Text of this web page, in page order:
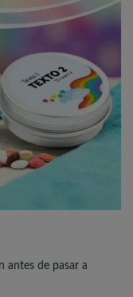
antes de pasar a